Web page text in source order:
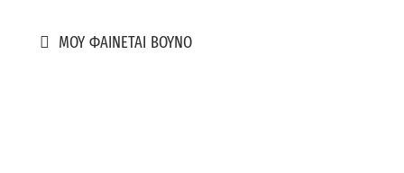
ΜΟΥ ΦΑΙΝΕΤΑΙ ΒΟΥΝΟ